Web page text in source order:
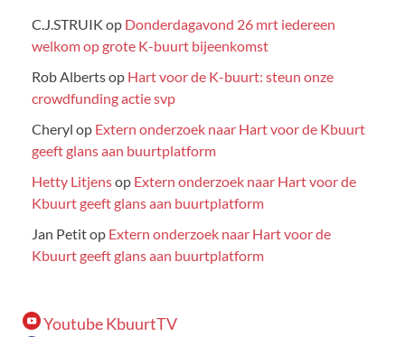
C.J.STRUIK op Donderdagavond 26 mrt iedereen
welkom op grote K-buurt bijeenkomst
Rob Albertsop Hart voor de K-buurt: steun onze
crowdfunding actie svp
Cheryl op Extern onderzoek naar Hart voor de Kbuurt
geeft glans aan buurtplatform
Hetty Litjensop Extern onderzoek naar Hart voor de
Kbuurt geeft glans aan buurtplatform
Jan Petitop Extern onderzoek naar Hart voor de
Kbuurt geeft glans aan buurtplatform
Youtube KbuurtTV